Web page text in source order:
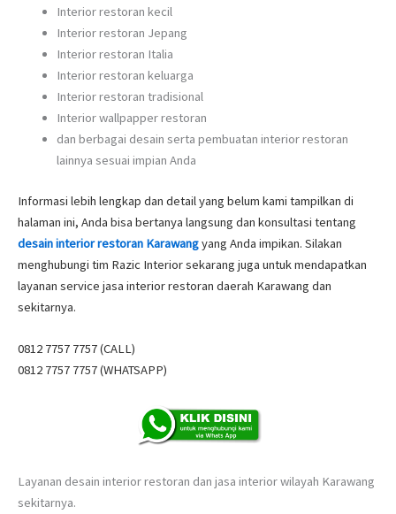
Interior restoran kecil
Interior restoran Jepang
Interior restoran Italia
Interior restoran keluarga
Interior restoran tradisional
Interior wallpapper restoran
dan berbagai desain serta pembuatan interior restoran
lainnya sesuai impian Anda
Informasi lebih lengkap dan detail yang belum kami tampilkan di
halaman ini, Anda bisa bertanya langsung dan konsultasi tentang
desain interior restoran Karawangyang Anda impikan. Silakan
menghubungi tim Razic Interior sekarang juga untuk mendapatkan
layanan service jasa interior restoran daerah Karawang dan
sekitarnya.
0812 7757 7757 (CALL)
0812 7757 7757 (WHATSAPP)
Layanan desain interior restoran dan jasa interior wilayah Karawang
sekitarnya.